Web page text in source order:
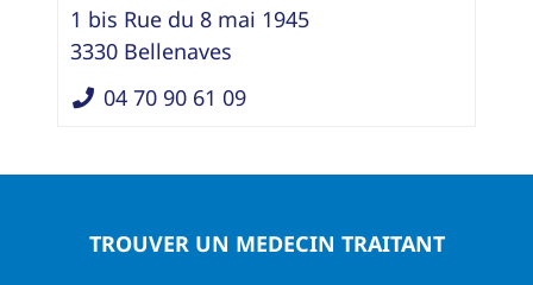
1 bis Rue du 8 mai 1945
3330 Bellenaves
04 70 90 61 09
TROUVER UN MEDECIN TRAITANT